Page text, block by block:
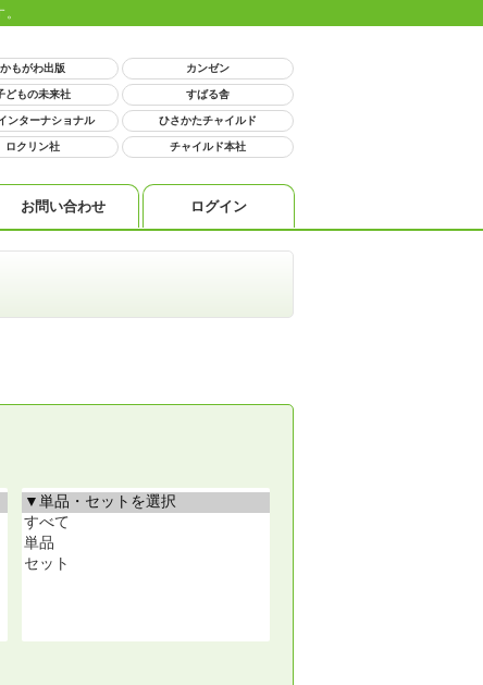
かもがわ出版 カンゼン
どもの未来社 すばる舎
ンターナショナル ひさかたチャイルド
ロクリン社 チャイルド本社
お問い合わせ ログイン